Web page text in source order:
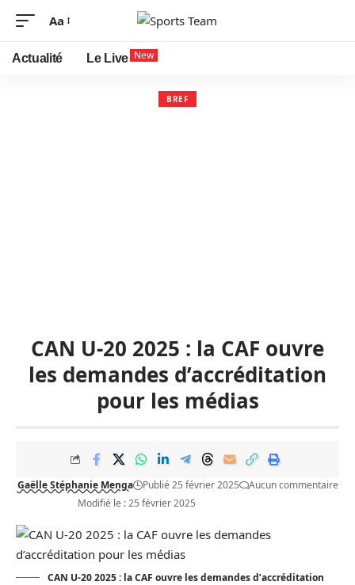
Aa
Actualité Le Live New
BREF
CAN U-20 2025 : la CAF ouvre
les demandes d’accréditation
pour les médias
Gaëlle Stéphanie Menga Publié 25 février 2025
Aucun commentaire
Modifié le : 25 février 2025
CAN U-20 2025 : la CAF ouvre les demandes d’accréditation